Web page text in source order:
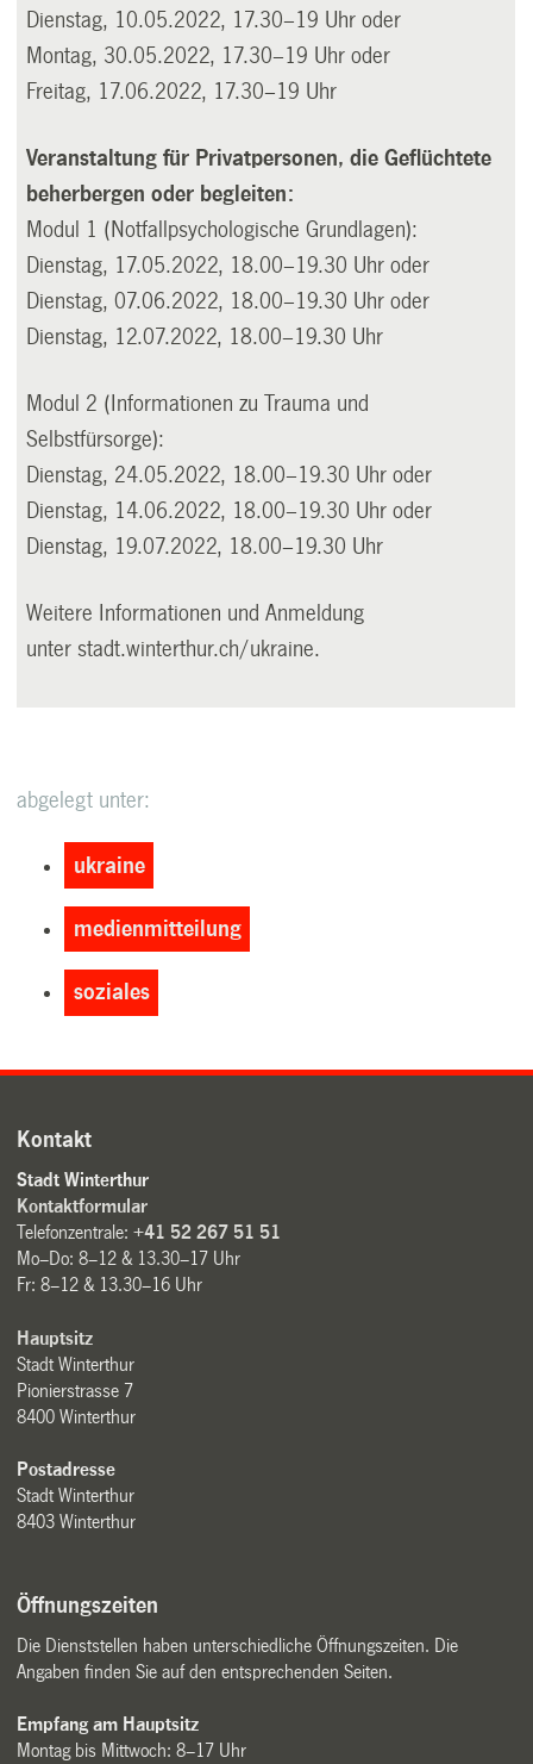
Dienstag, 10.05.2022, 17.30–19 Uhr oder
Montag, 30.05.2022, 17.30–19 Uhr oder
Freitag, 17.06.2022, 17.30–19 Uhr
Veranstaltung für Privatpersonen, die Geflüchtete
beherbergen oder begleiten:
Modul 1 (Notfallpsychologische Grundlagen):
Dienstag, 17.05.2022, 18.00–19.30 Uhr oder
Dienstag, 07.06.2022, 18.00–19.30 Uhr oder
Dienstag, 12.07.2022, 18.00–19.30 Uhr
Modul 2 (Informationen zu Trauma und
Selbstfürsorge):
Dienstag, 24.05.2022, 18.00–19.30 Uhr oder
Dienstag, 14.06.2022, 18.00–19.30 Uhr oder
Dienstag, 19.07.2022, 18.00–19.30 Uhr
Weitere Informationen und Anmeldung
unterstadt.winterthur.ch/ukraine.
abgelegt unter:
ukraine
medienmitteilung
soziales
Kontakt
Stadt Winterthur
Kontaktformular
Telefonzentrale:+41 52 267 51 51
Mo–Do: 8–12 & 13.30–17 Uhr
Fr: 8–12 & 13.30–16 Uhr
Hauptsitz
Stadt Winterthur
Pionierstrasse 7
8400 Winterthur
Postadresse
Stadt Winterthur
8403 Winterthur
Öffnungszeiten
Die Dienststellen haben unterschiedliche Öffnungszeiten. Die
Angaben finden Sie auf den entsprechenden Seiten.
Empfang am Hauptsitz
Montag bis Mittwoch: 8–17 Uhr